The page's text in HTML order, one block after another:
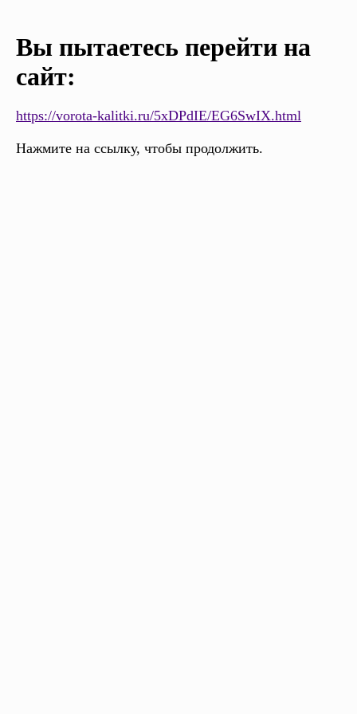
Вы пытаетесь перейти на
сайт:
https://vorota-kalitki.ru/5xDPdIE/EG6SwIX.html
Нажмите на ссылку, чтобы продолжить.